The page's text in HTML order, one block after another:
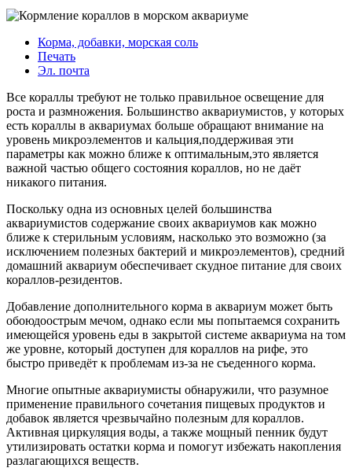
Корма, добавки, морская соль
Печать
Эл. почта
Все кораллы требуют не только правильное освещение для
роста и размножения. Большинство аквариумистов, у которых
есть кораллы в аквариумах больше обращают внимание на
уровень микроэлементов и кальция,поддерживая эти
параметры как можно ближе к оптимальным,это является
важной частью общего состояния кораллов, но не даёт
никакого питания.
Поскольку одна из основных целей большинства
аквариумистов содержание своих аквариумов как можно
ближе к стерильным условиям, насколько это возможно (за
исключением полезных бактерий и микроэлементов), средний
домашний аквариум обеспечивает скудное питание для своих
кораллов-резидентов.
Добавление дополнительного корма в аквариум может быть
обоюдоострым мечом, однако если мы попытаемся сохранить
имеющейся уровень еды в закрытой системе аквариума на том
же уровне, который доступен для кораллов на рифе, это
быстро приведёт к проблемам из-за не съеденного корма.
Многие опытные аквариумисты обнаружили, что разумное
применение правильного сочетания пищевых продуктов и
добавок является чрезвычайно полезным для кораллов.
Активная циркуляция воды, а также мощный пенник будут
утилизировать остатки корма и помогут избежать накопления
разлагающихся веществ.